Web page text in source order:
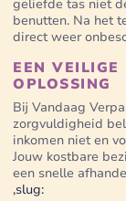
geliefde tas niet
benutten. Na het
direct weer
EEN VEILIGE
OPLOSSING
Bij Vandaag
zorgvuldigheid
inkomen niet en
Jouw kostbare
een snelle
,slug: